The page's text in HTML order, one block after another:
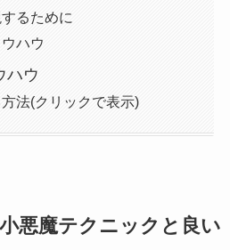
るために
ハウ
ハウ
法(クリックで表示)
悪魔テクニックと良い